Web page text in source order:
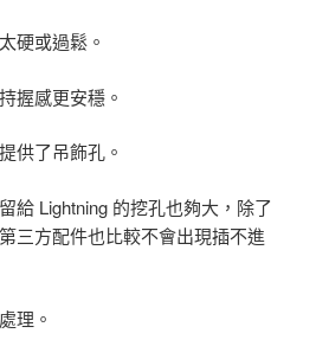
硬或過鬆。
握感更安穩。
供了吊飾孔。
給 Lightning 的挖孔也夠大，除了
三方配件也比較不會出現插不進
理。